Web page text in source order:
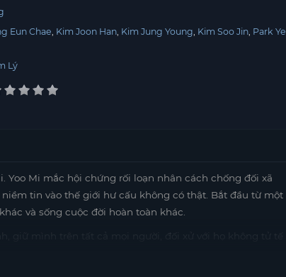
Eun Chae Kim Joon Han Kim Jung Young Kim Soo Jin Park Ye
Lý
Yoo Mi mắc hội chứng rối loạn nhân cách chống đối xã
tin vào thế giới hư cấu không có thật. Bắt đầu từ một
và sống cuộc đời hoàn toàn khác.
Mi.